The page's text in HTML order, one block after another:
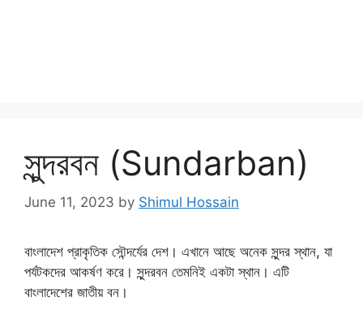
সুন্দরবন (Sundarban)
June 11, 2023 by Shimul Hossain
বাংলাদেশ প্রাকৃতিক সৌন্দর্যের দেশ। এখানে আছে অনেক সুন্দর স্থান, যা
পর্যটকদের আকর্ষণ করে। সুন্দরবন তেমনিই একটা স্থান। এটি
বাংলাদেশের জাতীয় বন।